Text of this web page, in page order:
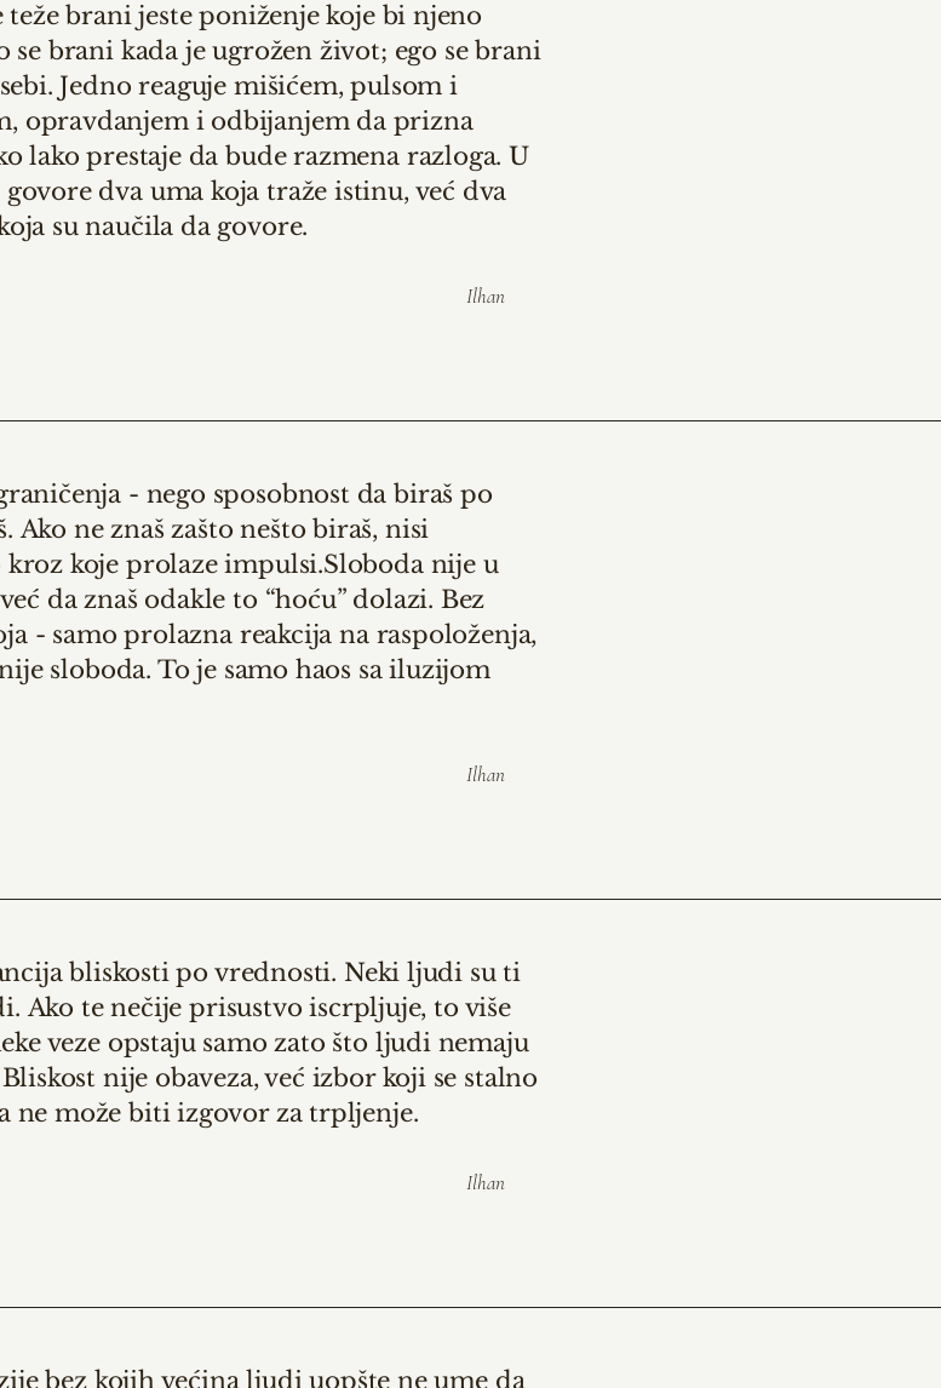
brani jeste poniženje koje bi njeno
se brani kada je ugrožen život; ego se brani
Jedno reaguje mišićem, pulsom i
opravdanjem i odbijanjem da prizna
lako prestaje da bude razmena razloga. U
dva uma koja traže istinu, već dva
su naučila da govore.
Ilhan
- nego sposobnost da biraš po
Ako ne znaš zašto nešto biraš, nisi
kroz koje prolaze impulsi.Sloboda nije u
da znaš odakle to “hoću” dolazi. Bez
- samo prolazna reakcija na raspoloženja,
sloboda. To je samo haos sa iluzijom
Ilhan
bliskosti po vrednosti. Neki ljudi su ti
Ako te nečije prisustvo iscrpljuje, to više
veze opstaju samo zato što ljudi nemaju
Bliskost nije obaveza, već izbor koji se stalno
ne može biti izgovor za trpljenje.
Ilhan
bez kojih većina ljudi uopšte ne ume da